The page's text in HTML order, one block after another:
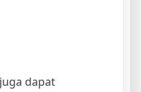
dapat